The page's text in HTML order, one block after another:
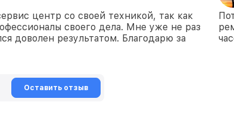
центр со своей техникой, так как
своего дела. Мне уже не раз
доволен результатом. Благодарю за
Оставить отзыв